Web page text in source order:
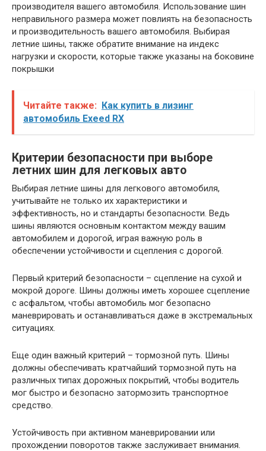
производителя вашего автомобиля. Использование шин
неправильного размера может повлиять на безопасность
и производительность вашего автомобиля. Выбирая
летние шины, также обратите внимание на индекс
нагрузки и скорости, которые также указаны на боковине
покрышки
Читайте также: Как купить в лизинг
автомобиль Exeed RX
Критерии безопасности при выборе
летних шин для легковых авто
Выбирая летние шины для легкового автомобиля,
учитывайте не только их характеристики и
эффективность, но и стандарты безопасности. Ведь
шины являются основным контактом между вашим
автомобилем и дорогой, играя важную роль в
обеспечении устойчивости и сцепления с дорогой.
Первый критерий безопасности – сцепление на сухой и
мокрой дороге. Шины должны иметь хорошее сцепление
с асфальтом, чтобы автомобиль мог безопасно
маневрировать и останавливаться даже в экстремальных
ситуациях.
Еще один важный критерий – тормозной путь. Шины
должны обеспечивать кратчайший тормозной путь на
различных типах дорожных покрытий, чтобы водитель
мог быстро и безопасно затормозить транспортное
средство.
Устойчивость при активном маневрировании или
прохождении поворотов также заслуживает внимания.